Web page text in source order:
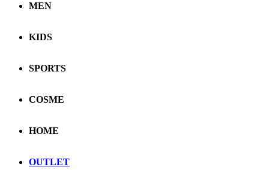
MEN
KIDS
SPORTS
COSME
HOME
OUTLET